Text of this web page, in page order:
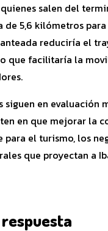
salen del
de 5,6 kilómetros
reduciría el
que facilitaría la
siguen en evaluación
en que mejorar la
para el turismo, los
que proyectan a